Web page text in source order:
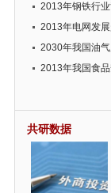
2013年钢铁行
2013年电网发
2030年我国油
2013年我国食
共研数据